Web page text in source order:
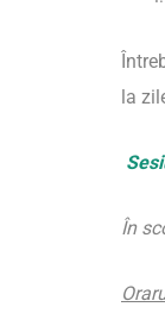
la
În